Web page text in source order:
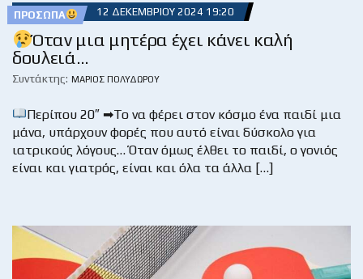
ΠΡΌΣΩΠΑ 12 ΔΕΚΕΜΒΡΊΟΥ 2024 19:20
Όταν μια μητέρα έχει κάνει καλή
δουλειά…
Συντάκτης: ΜΆΡΙΟΣ ΠΟΛΥΔΏΡΟΥ
Περίπου 20″ ➡Το να φέρει στον κόσμο ένα παιδί μια
μάνα, υπάρχουν φορές που αυτό είναι δύσκολο για
ιατρικούς λόγους… Όταν όμως έλθει το παιδί, ο γονιός
είναι και γιατρός, είναι και όλα τα άλλα […]